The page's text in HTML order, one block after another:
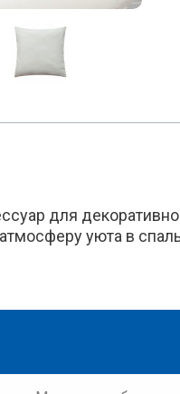
для
уюта в